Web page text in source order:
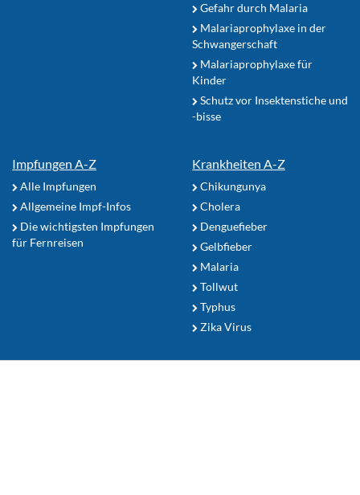
Gefahr durch Malaria
Malariaprophylaxe in der
Schwangerschaft
Malariaprophylaxe für
Kinder
Schutz vor Insektenstiche und
-bisse
Impfungen A-Z
Alle Impfungen
Allgemeine Impf-Infos
Die wichtigsten Impfungen
für Fernreisen
Krankheiten A-Z
Chikungunya
Cholera
Denguefieber
Gelbfieber
Malaria
Tollwut
Typhus
Zika Virus